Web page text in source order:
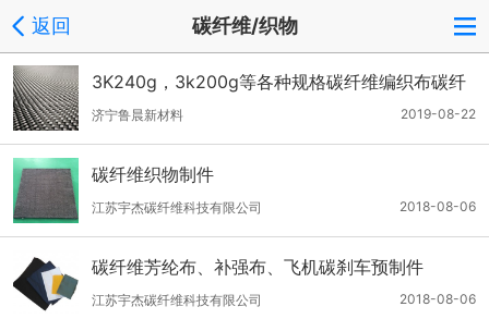
返回 碳纤维/织物
3K240g，3k200g等各种规格碳纤维编织布碳纤
维布
2019-08-22
济宁鲁晨新材料
碳纤维织物制件
2018-08-06
江苏宇杰碳纤维科技有限公司
碳纤维芳纶布、补强布、飞机碳刹车预制件
2018-08-06
江苏宇杰碳纤维科技有限公司